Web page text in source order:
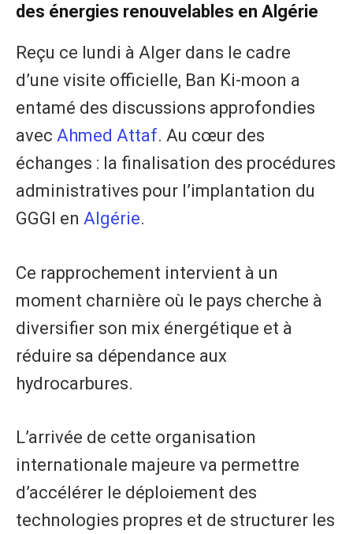
des énergies renouvelables en Algérie
​Reçu ce lundi à Alger dans le cadre
d’une visite officielle, Ban Ki-moon a
entamé des discussions approfondies
avec Ahmed Attaf. Au cœur des
échanges : la finalisation des procédures
administratives pour l’implantation du
GGGI en Algérie.
Ce rapprochement intervient à un
moment charnière où le pays cherche à
diversifier son mix énergétique et à
réduire sa dépendance aux
hydrocarbures.
L’arrivée de cette organisation
internationale majeure va permettre
d’accélérer le déploiement des
technologies propres et de structurer les